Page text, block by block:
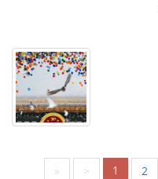
« < 1 2